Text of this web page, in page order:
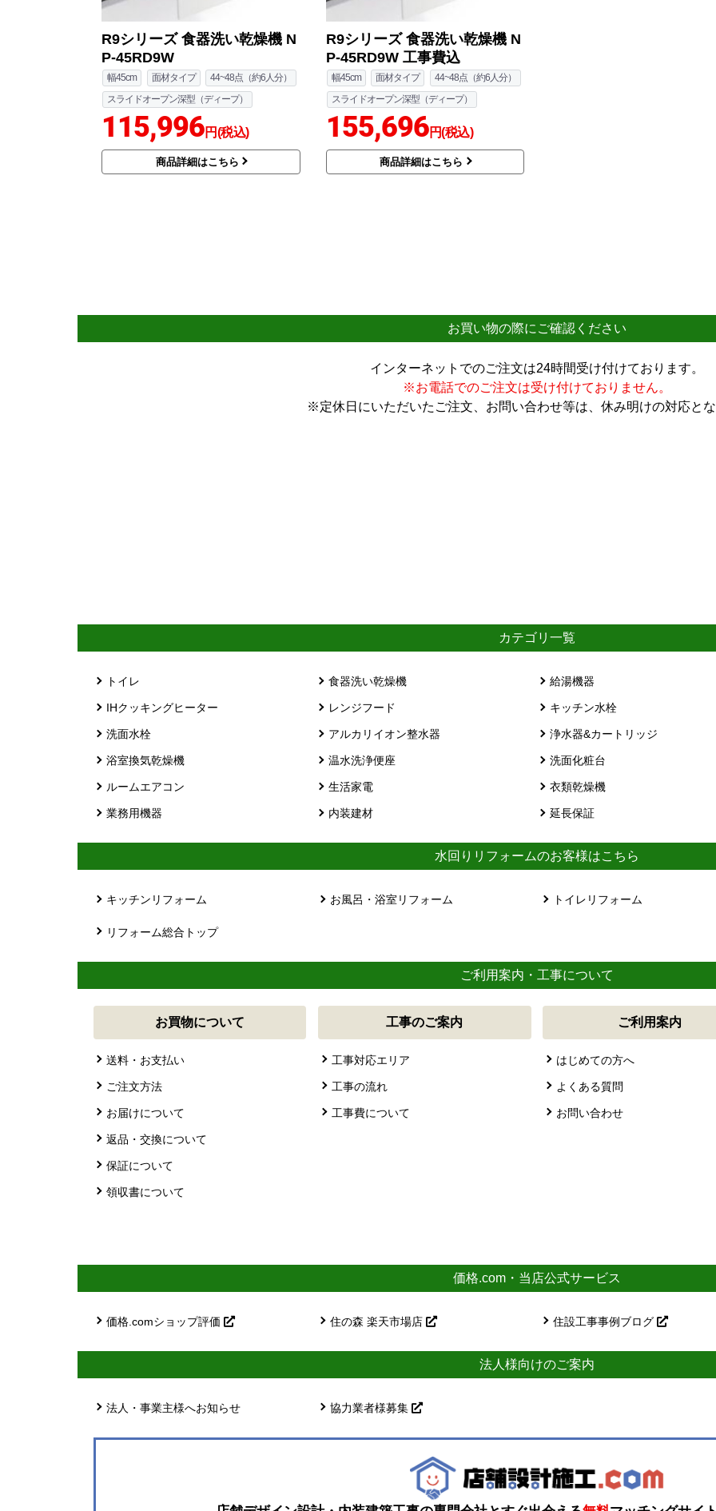
R9シリーズ 食器洗い乾燥機 N
P-45RD9W
幅45cm 面材タイプ
44~48点（約6人分）
スライドオープン深型（ディープ）
115,996円(税込)
商品詳細はこちら
R9シリーズ 食器洗い乾燥機 N
P-45RD9W 工事費込
幅45cm 面材タイプ
44~48点（約6人分）
スライドオープン深型（ディープ）
155,696円(税込)
商品詳細はこちら
お買い物の際にご確認ください
インターネットでのご注文は24時間受け付けております。
※お電話でのご注文は受け付けておりません。
※定休日にいただいたご注文、お問い合わせ等は、休み明けの対応と
カテゴリ一覧
トイレ 食器洗い乾燥機 給湯機器
IHクッキングヒーター レンジフード キッチン水栓
洗面水栓 アルカリイオン整水器 浄水器&カートリッジ
浴室換気乾燥機 温水洗浄便座 洗面化粧台
ルームエアコン 生活家電 衣類乾燥機
業務用機器 内装建材 延長保証
水回りリフォームのお客様はこちら
キッチンリフォーム お風呂・浴室リフォーム トイレリフォーム
リフォーム総合トップ
ご利用案内・工事について
お買物について
送料・お支払い
ご注文方法
お届けについて
返品・交換について
保証について
領収書について
工事のご案内
工事対応エリア
工事の流れ
工事費について
ご利用案内
はじめての方へ
よくある質問
お問い合わせ
価格.com・当店公式サービス
価格.comショップ評価 住の森 楽天市場店 住設工事事例ブログ
法人様向けのご案内
法人・事業主様へお知らせ 協力業者様募集